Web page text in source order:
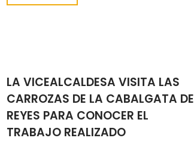
LA VICEALCALDESA VISITA LAS
CARROZAS DE LA CABALGATA DE
REYES PARA CONOCER EL
TRABAJO REALIZADO